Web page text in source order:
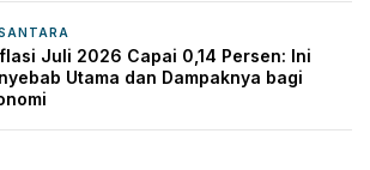
Juli 2026 Capai 0,14 Persen: Ini
Utama dan Dampaknya bagi